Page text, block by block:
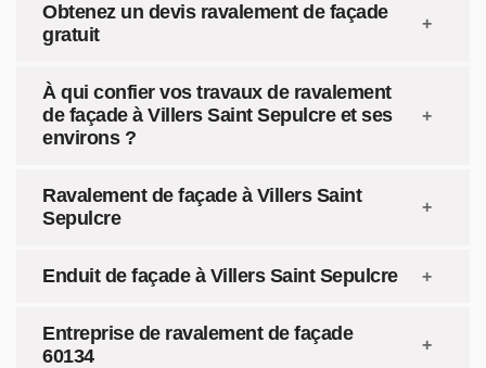
Obtenez un devis ravalement de façade
gratuit
À qui confier vos travaux de ravalement
de façade à Villers Saint Sepulcre et ses
environs ?
Ravalement de façade à Villers Saint
Sepulcre
Enduit de façade à Villers Saint Sepulcre
Entreprise de ravalement de façade
60134